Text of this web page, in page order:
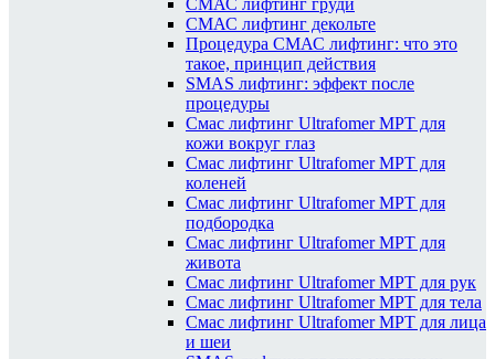
СМАС лифтинг груди
СМАС лифтинг декольте
Процедура СМАС лифтинг: что это
такое, принцип действия
SMAS лифтинг: эффект после
процедуры
Смас лифтинг Ultrafomer MPT для
кожи вокруг глаз
Смас лифтинг Ultrafomer MPT для
коленей
Смас лифтинг Ultrafomer MPT для
подбородка
Смас лифтинг Ultrafomer MPT для
живота
Смас лифтинг Ultrafomer MPT для рук
Смас лифтинг Ultrafomer MPT для тела
Смас лифтинг Ultrafomer MPT для лица
и шеи